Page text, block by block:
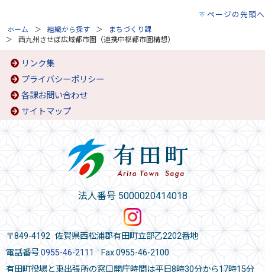
ページの先頭へ
ホーム 組織から探す
まちづくり課
西九州させぼ広域都市圏（連携中枢都市圏構想）
リンク集
プライバシーポリシー
各課お問い合わせ
サイトマップ
法人番号 5000020414018
〒849-4192 佐賀県西松浦郡有田町立部乙2202番地
電話番号:0955-46-2111 Fax:0955-46-2100
有田町役場と東出張所の窓口開庁時間は平日8時30分から17時15分